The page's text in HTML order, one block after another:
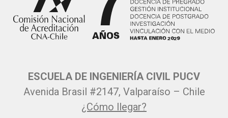
ESCUELA DE INGENIERÍA CIVIL PUCV
Avenida Brasil #2147, Valparaíso – Chile
¿Cómo llegar?